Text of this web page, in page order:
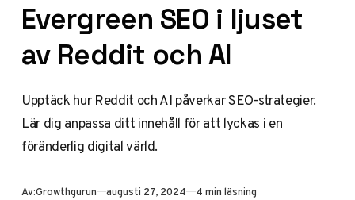
Evergreen SEO i ljuset
av Reddit och AI
Upptäck hur Reddit och AI påverkar SEO-strategier.
Lär dig anpassa ditt innehåll för att lyckas i en
föränderlig digital värld.
Av:Growthgurun Publicerad
augusti 27, 2024 4 min läsning